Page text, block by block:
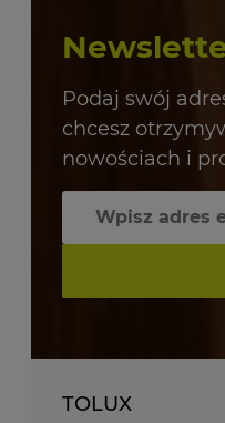
Podaj swój
chcesz
nowościach i
TOLUX